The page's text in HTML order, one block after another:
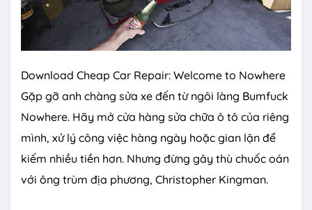
Download Cheap Car Repair: Welcome to Nowhere
Gặp gỡ anh chàng sửa xe đến từ ngôi làng Bumfuck
Nowhere. Hãy mở cửa hàng sửa chữa ô tô của riêng
mình, xử lý công việc hàng ngày hoặc gian lận để
kiếm nhiều tiền hơn. Nhưng đừng gây thù chuốc oán
với ông trùm địa phương, Christopher Kingman.